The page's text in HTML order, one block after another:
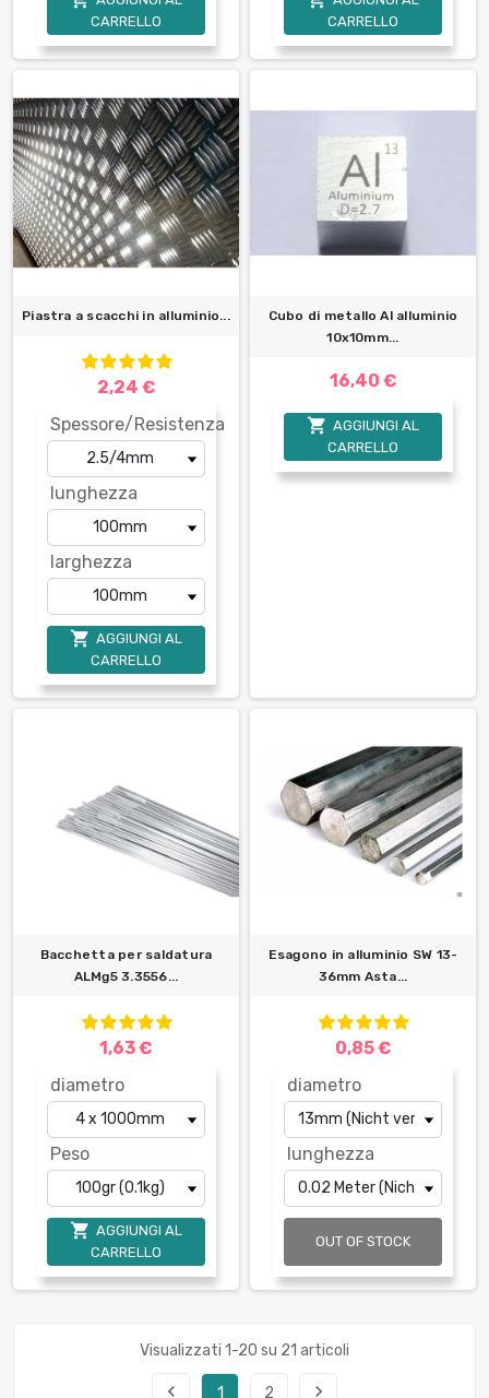
CARRELLO
CARRELLO
Piastra a scacchi in alluminio...
2,24 €
Spessore/Resistenza
lunghezza
larghezza
 AGGIUNGI AL
CARRELLO
Cubo di metallo Al alluminio
10x10mm...
16,40 €
 AGGIUNGI AL
CARRELLO
Bacchetta per saldatura
ALMg5 3.3556...
1,63 €
diametro
Peso
 AGGIUNGI AL
CARRELLO
Esagono in alluminio SW 13-
36mm Asta...
0,85 €
diametro
lunghezza
OUT OF STOCK
Visualizzati 1-20 su 21 articoli
navigate_before 1 2 navigate_next